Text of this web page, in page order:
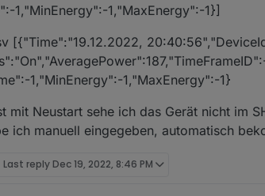
Wenn da keine achtstellige Zahl drin steht,
1,"MinEnergy":-1,"MaxEnergy":-1}]
[{"Time":"19.12.2022,
1,"MinEnergy":-1,"MaxEnergy":-1}
mit Neustart sehe ich das Gerät nicht im
ich manuell eingegeben, automatisch
Last reply Dec 19, 2022, 8:46 PM